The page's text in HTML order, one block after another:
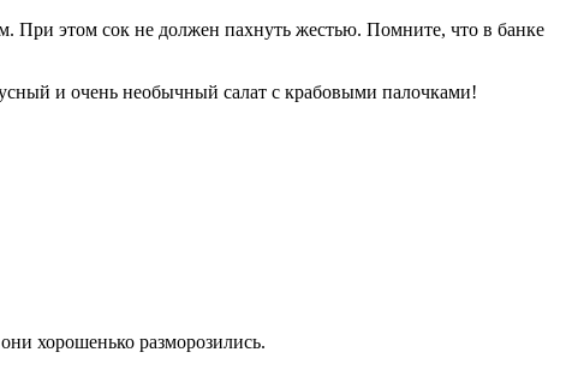
При этом сок не должен пахнуть жестью. Помните, что в банке
и очень необычный салат с крабовыми палочками!
хорошенько разморозились.